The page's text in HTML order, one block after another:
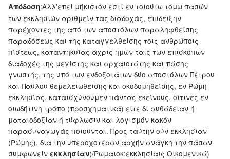
Απόδοση:Αλλ'επεί μήκιστόν εστί εν τοιούτω τόμω πασών
των εκκλησιών αριθμείν τας διαδοχάς, επίδειξην
παρέχοντες της από των αποστόλων παραληφθείσης
παραδόσεως και της καταγγελθείσης τοις ανθρώποις
πίστεως, καταντηκυΐας άχρις ημών ταις των επισκόπων
διαδοχές της μεγίστης και αρχαιοτάτης και πάσης
γνωστής, της υπό των ενδοξοτάτων δύο αποστόλων Πέτρου
και Παύλου θεμελειωθείσης και οκοδομηθείσης, εν Ρώμη
εκκλησίας, καταισχύνουμεν πάντας εκείνους, οίτινες εν
οιωδήτινη τρόπο (προσχηματικά) είτε δι αυθάδειαν ή
ματαιοδοξίαν ή τύφλωσιν και λογισμόν κακόν
παρασυναγωγάς ποιούνται. Προς ταύτην ούν εκκλησίαν
(Ρώμης), δια την υπεροχοτέραν αρχήν ανάγκη την πάσαν
συμφωνείν εκκλησίαν(/Ρωμαιοκ:εκκλησίαις Οικομενικά)